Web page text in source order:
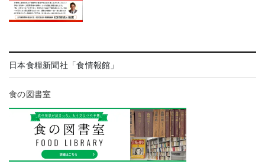
日本食糧新聞社「食情報館」
食の図書室